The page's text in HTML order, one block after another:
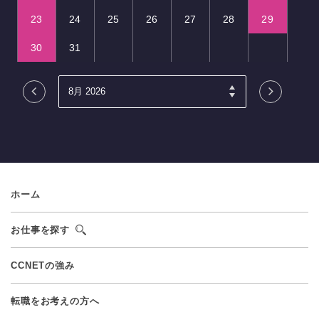
23 24 25 26 27 28 29
30 31
ホーム
お仕事を探す
CCNETの強み
転職をお考えの方へ